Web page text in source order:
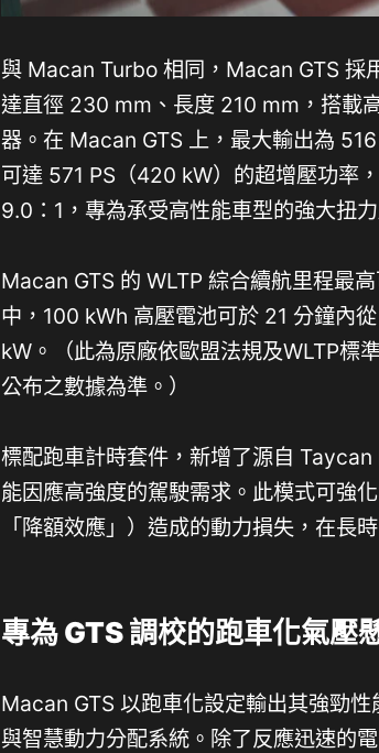
與 Macan Turbo 相同，Macan GTS 採
達直徑 230 mm、長度 210 mm，搭載
器。在 Macan GTS 上，最大輸出為
可達 571 PS（420 kW）的超增壓功率
9.0：1，專為承受高性能車型的強大扭力
Macan GTS 的 WLTP 綜合續航里程最
中，100 kWh 高壓電池可於 21 分鐘內
kW。（此為原廠依歐盟法規及WLTP標
公布之數據為準。）
標配跑車計時套件，新增了源自
能因應高強度的駕駛需求。此模式可強
「降額效應」）造成的動力損失，在長
專為GTS調校的跑車化氣壓
Macan GTS 以跑車化設定輸出其強勁
與智慧動力分配系統。除了反應迅速的